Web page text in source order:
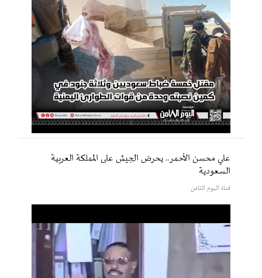
علي محسن الأحمر.. يحرض الجيش على المملكة العربية
السعودية
قناة اليوم الثامن